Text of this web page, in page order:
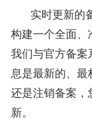
实时更新的
构建一个全面、
我们与官方备案
息是最新的、最
还是注销备案，
新。